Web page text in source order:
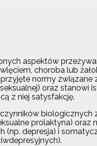
aspektów
choroba lub
normy
oraz
z niej satysfakcję.
biologicznych
prolaktyna) oraz
(np. depresja) i